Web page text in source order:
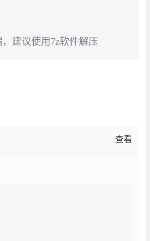
建议使用7z软件解压
查看